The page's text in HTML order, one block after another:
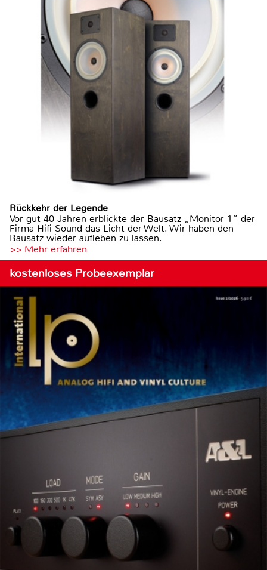
Rückkehr der Legende
Vor gut 40 Jahren erblickte der Bausatz „Monitor 1“ der
Firma Hifi Sound das Licht der Welt. Wir haben den
Bausatz wieder aufleben zu lassen.
>> Mehr erfahren
kostenloses Probeexemplar